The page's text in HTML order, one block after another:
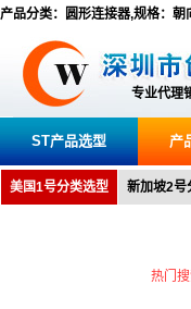
产品分类：圆形连接器,规格：朝
专业代理
ST产品选型 产
美国1号分类选型 新加坡2号
热门搜